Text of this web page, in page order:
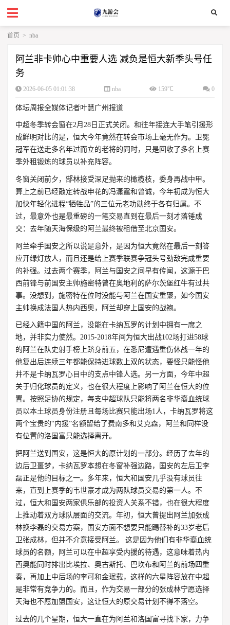
首页 > nba
阿兰非卡帅心中重要人选 减负是恒大新季头号任
务
2026-06-05 01:01:38 nba 159℃ 0
体坛周报全媒体记者叶慧广州报道
中超冬季转会窗在2月28日正式关闭。和往年接连大手笔引援形
成鲜明对比的是，恒大今年竟然在转会市场上毫无作为。卫冕
冠军在送走多名年过而立的老将的同时，只是回收了多名上赛
季外租锻炼的球员以补充阵容。
冬窗关闭前夕，郜林接受深足抛来的橄榄枝，委身再战中甲。
算上之前已经敲定转战申花的冯潇霆和曾诚，今年初成为恒大
加快年轻化进程“牺牲品”的三位元老功勋终于各有归属。不
过，最意外也是最重磅的一笔交易直到在最后一刻才落锤成
交：去年随天海保级的阿兰最终被租借至北京国安。
阿兰牵手国安之所以说是意外，是因为恒大竟然在最后一刻答
应开绿灯放人，而且还是给上赛季联赛争冠头号劲敌完成重要
的补强。过去两个赛季，阿兰与国安之间早有传闻，这源于巴
西前锋与前国安主帅施密特曾在奥地利的萨尔茨堡红牛有过共
事。没想到，施密特在位时没能与阿兰在国安重聚，如今国安
主帅换成法国人热内西奥，阿兰却穿上国安的战袍。
已经入籍中国的阿兰，没能在卡纳瓦罗的计划中拥有一席之
地，并非实力使然。2015-2018年间为恒大出战102场打进58球
的阿兰在队史射手榜上跻身前五，在悉尼遭遇重伤休战一年的
他复出后连续三年都能保持进球数上双的状态，要怪只能怪他
并不是卡纳瓦罗心目中的支点中锋人选。另一方面，今年中超
关于归化球员的定义，也在很大程度上影响了阿兰在恒大的位
置。按照足协的规定，每支中超球队只能将两名非华裔血统球
员以本土球员身份注册且每场比赛只能出场1人，卡纳瓦罗将这
两个宝贵的“内援”名额留给了费南多和艾克森，阿兰和同样没
有位置的洛国富只能选择离开。
把阿兰送到国安，这是恒大的原计划的一部分。经历了去年的
边后卫噩梦，卡纳瓦罗本想在冬窗补强边路，国安的左后卫李
磊正是他的目标之一。多年来，恒大和国安几乎没有球员往
来，直到上赛季的韦世豪才成为两队球员交易的第一人。不
过，恒大和国安两家俱乐部的投资人关系不错，也在很大程度
上推动着双方球队层面的交流。年初，恒大曾提出阿兰加张成
林换李磊的交易方案，国安方面不想要只能踢替补的33岁老后
卫张成林，但并不介意接受阿兰。 这是因为他们有非华裔血统
球员的名额，阿兰可以在中超享受内援的待遇，这意味着热内
西奥能同时排出比埃拉、奥古斯托、巴坎布和阿兰的前场四重
奏，再加上中后场的李可和金珉载，这样的六星阵容放在中超
是非常有竞争力的。而且，作为交易一部分的张成林宁愿选择
天海也不愿加盟国安，这让恒大的原交易计划不得不落空。
过去的几个星期，恒大一直在为阿兰和洛国富寻找下家，力争